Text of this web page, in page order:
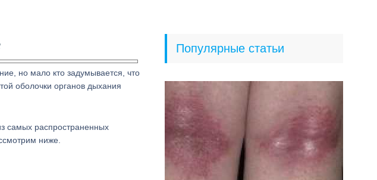
но мало кто задумывается, что
оболочки органов дыхания
самых распространенных
ниже.
Популярные статьи